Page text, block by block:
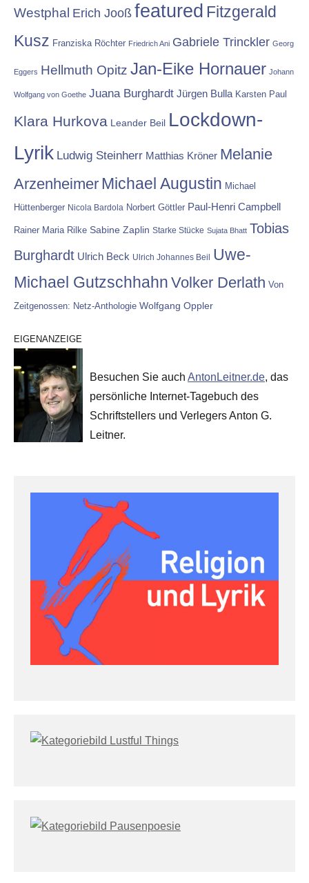
Westphal Erich Jooß featured Fitzgerald
Kusz Franziska Röchter Friedrich Ani Gabriele Trinckler Georg
Eggers Hellmuth Opitz Jan-Eike Hornauer Johann
Wolfgang von Goethe Juana Burghardt Jürgen Bulla Karsten Paul
Klara Hurkova Leander Beil Lockdown-
Lyrik Ludwig Steinherr Matthias Kröner Melanie
Arzenheimer Michael Augustin Michael
Hüttenberger Nicola Bardola Norbert Göttler Paul-Henri Campbell
Rainer Maria Rilke Sabine Zaplin Starke Stücke Sujata Bhatt Tobias
Burghardt Ulrich Beck Ulrich Johannes Beil Uwe-
Michael Gutzschhahn Volker Derlath Von
Zeitgenossen: Netz-Anthologie Wolfgang Oppler
EIGENANZEIGE
Besuchen Sie auch AntonLeitner.de, das
persönliche Internet-Tagebuch des
Schriftstellers und Verlegers Anton G.
Leitner.